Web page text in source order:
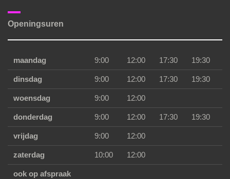
Openingsuren
maandag 9:00 12:00 17:30 19:30
dinsdag 9:00 12:00 17:30 19:30
woensdag 9:00 12:00
donderdag 9:00 12:00 17:30 19:30
vrijdag 9:00 12:00
zaterdag 10:00 12:00
ook op afspraak